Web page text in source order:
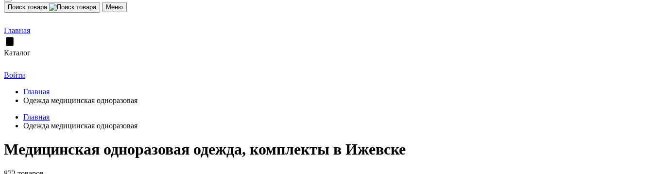
Поиск товара Меню
Главная
Каталог
Войти
Главная
Одежда медицинская одноразовая
Главная
Одежда медицинская одноразовая
Медицинская одноразовая одежда, комплекты в Ижевске